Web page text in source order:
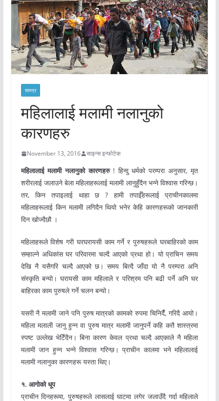
शास्त्र
महिलालाई मलामी नलानुको
कारणहरु
November 13, 2016 साइन्स इन्फोटेक
महिलालाई मलामी नलानुको कारणहरु! हिन्दु धर्मको परम्परा अनुसार, मृत
शरीरलाई जलाउने बेला महिलाहरूलाई मलामी लानुहुँदैन भन्ने विश्वास गरिन्छ।
तर, किन तपाइलाई थाहा छ ? हामी तपाईँहरूलाई प्राचीनकालमा
महिलाहरूलाई किन मलामी लगिदैन थियो भनेर केहि कारणहरूको जानकारी
दिन खोज्दैछौ ।
महिलाहरूले विशेष गरी घरघरायसी काम गर्ने र पुरुषहरूले घरबाहिरको काम
सम्हाल्ने अधिकांस घर परिवारमा चल्दै आएको प्रथा हो। यो प्राचिन समय
देखि नै यसैगरि चल्दै आएको छ। समय बित्दै जाँदा यो नै परम्परा अनि
संस्कृति बन्यो। घरायसी काम महिलाले र परिश्रम पनि बढी पर्ने अनि घर
बाहिरका काम पुरुषले गर्ने चलन बन्यो।
यसरी नै मलामी जाने पनि पुरुष मात्रको कामको रुपमा चिनिदैँ, गरिदै आयो।
महिला मलाली जानु हुन्न वा पुरुष मात्र मलामी जानुपर्ने कहि कतै शास्त्रमा
स्पष्ट उल्लेख भेटिँदैन। बिना कारण केवल प्रथा चल्दै आएकाले नै महिला
मलामी जान हुन्न भन्ने विश्वास गरिन्छ। प्राचीन कालमा भने महिलालाई
मलामी नलानुका कारणहरू यस्ता थिए।
१. आगोकोधूप
प्राचीन दिनहरूमा, पुरुषहरूले लासलाई घाटमा लगेर जलाउँदै गर्दा महिलाले